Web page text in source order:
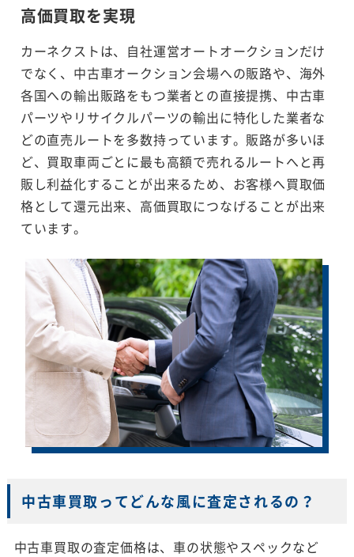
高価買取を実現
カーネクストは、自社運営オートオークションだけ
でなく、中古車オークション会場への販路や、海外
各国への輸出販路をもつ業者との直接提携、中古車
パーツやリサイクルパーツの輸出に特化した業者な
どの直売ルートを多数持っています。販路が多いほ
ど、買取車両ごとに最も高額で売れるルートへと再
販し利益化することが出来るため、お客様へ買取価
格として還元出来、高価買取につなげることが出来
ています。
中古車買取ってどんな風に査定されるの？
中古車買取の査定価格は、車の状態やスペックなど